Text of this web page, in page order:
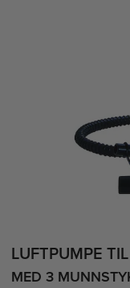
LUFTPUMPE
MED 3